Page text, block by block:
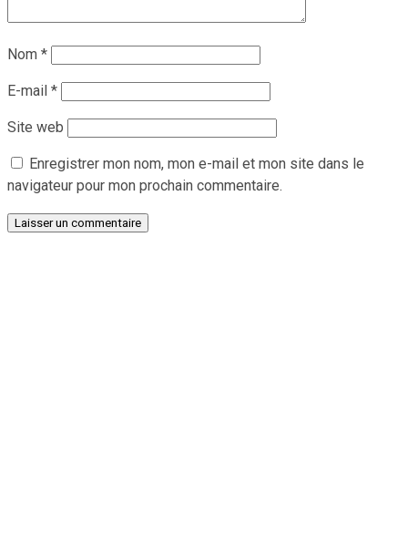
Nom *
E-mail *
Site web
Enregistrer mon nom, mon e-mail et mon site dans le
navigateur pour mon prochain commentaire.